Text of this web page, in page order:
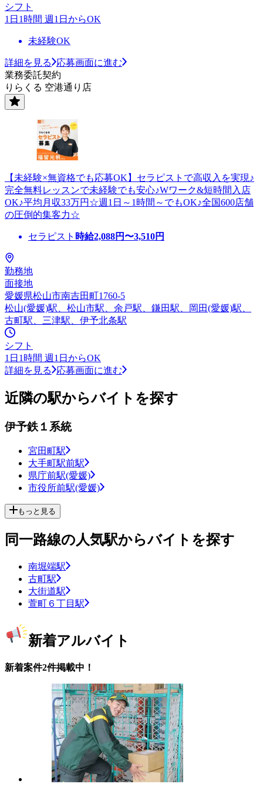
シフト
1日1時間 週1日からOK
未経験OK
詳細を見る
応募画面に進む
業務委託契約
りらくる 空港通り店
【未経験×無資格でも応募OK】セラピストで高収入を実現♪
完全無料レッスンで未経験でも安心♪Wワーク&短時間入店
OK♪平均月収33万円☆週1日～1時間～でもOK♪全国600店舗
の圧倒的集客力☆
セラピスト 時給2,088円〜3,510円
勤務地
面接地
愛媛県松山市南吉田町1760-5
松山(愛媛)駅、松山市駅、余戸駅、鎌田駅、岡田(愛媛)駅、
古町駅、三津駅、伊予北条駅
シフト
1日1時間 週1日からOK
詳細を見る
応募画面に進む
近隣の駅からバイトを探す
伊予鉄１系統
宮田町駅
大手町駅前駅
県庁前駅(愛媛)
市役所前駅(愛媛)
もっと見る
同一路線の人気駅からバイトを探す
南堀端駅
古町駅
大街道駅
萱町６丁目駅
新着アルバイト
新着案件2件掲載中！